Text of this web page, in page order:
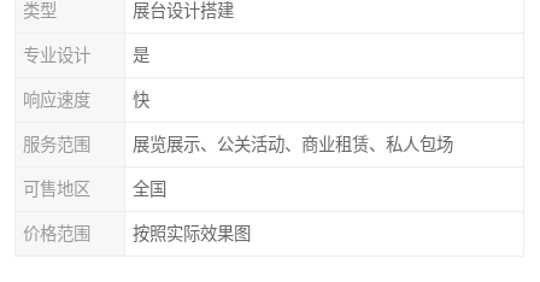
类型 展台设计搭建
专业设计 是
响应速度 快
服务范围 展览展示、公关活动、商业租赁、私人包场
可售地区 全国
价格范围 按照实际效果图